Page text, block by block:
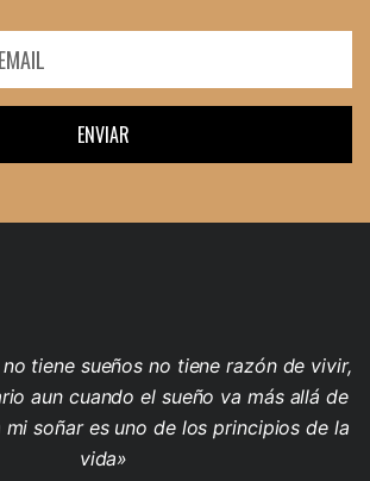
ENVIAR
tiene sueños no tiene razón de vivir,
aun cuando el sueño va más allá de
soñar es uno de los principios de la
vida»